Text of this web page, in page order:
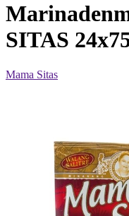
SITAS
Mama Sitas